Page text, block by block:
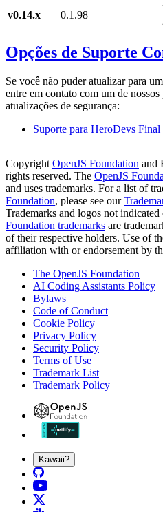
v0.14.x 0.1.98
Opções de Suporte
Se você não puder atualizar para
entre em contato com um de
atualizações de segurança:
Suporte para HeroDevs
CopyrightOpenJS Foundation and
rights reserved. The OpenJS
and uses trademarks. For a list of
Foundation, please see our
Trademarks and logos not indicated
Foundation trademarks are
of their respective holders. Use of
affiliation with or endorsement by
The OpenJS Foundation
AI Coding Assistants Policy
Bylaws
Code of Conduct
Cookie Policy
Privacy Policy
Security Policy
Terms of Use
Trademark List
Trademark Policy
Kawaii?